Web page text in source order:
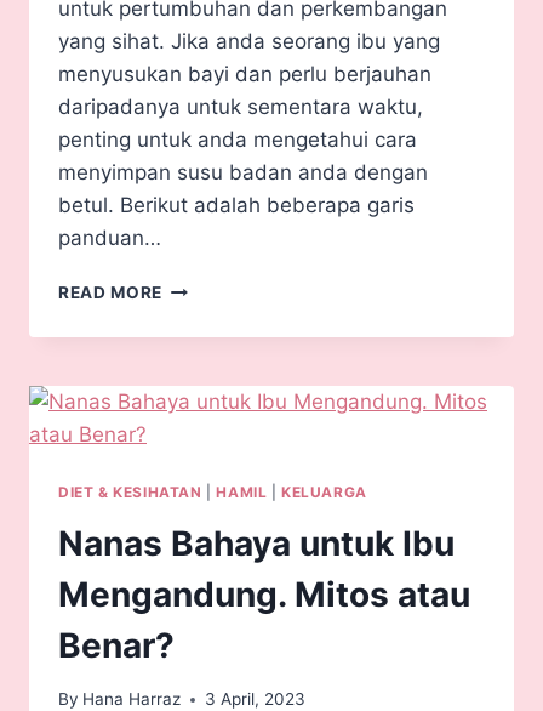
untuk pertumbuhan dan perkembangan
yang sihat. Jika anda seorang ibu yang
menyusukan bayi dan perlu berjauhan
daripadanya untuk sementara waktu,
penting untuk anda mengetahui cara
menyimpan susu badan anda dengan
betul. Berikut adalah beberapa garis
panduan…
READ MORE
DIET & KESIHATAN |HAMIL |KELUARGA
Nanas Bahaya untuk Ibu
Mengandung. Mitos atau
Benar?
By Hana Harraz 3 April, 2023